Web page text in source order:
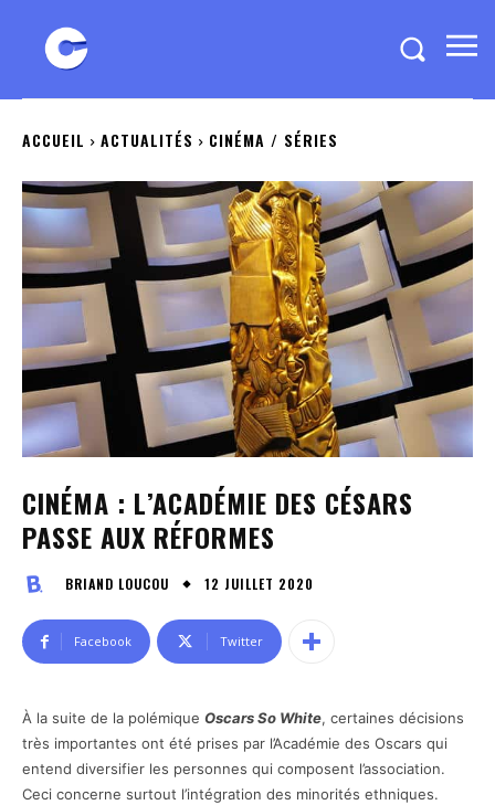
ACCUEIL ACTUALITÉS CINÉMA / SÉRIES
CINÉMA : L’ACADÉMIE DES CÉSARS
PASSE AUX RÉFORMES
BRIAND LOUCOU 12 JUILLET 2020
Facebook Twitter
À la suite de la polémique Oscars So White, certaines décisions
très importantes ont été prises par l’Académie des Oscars qui
entend diversifier les personnes qui composent l’association.
Ceci concerne surtout l’intégration des minorités ethniques.